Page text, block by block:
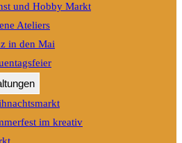
und Hobby Markt
Ateliers
in den Mai
im kreativ